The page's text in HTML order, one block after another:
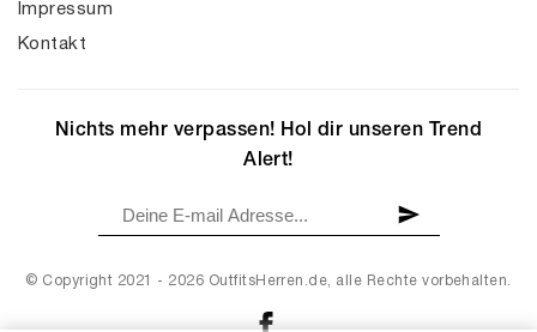
Impressum
Kontakt
© Copyright 2021 - 2026 OutfitsHerren.de, alle Rechte vorbehalten.
Nichts mehr verpassen! Hol dir unseren Trend
Alert!